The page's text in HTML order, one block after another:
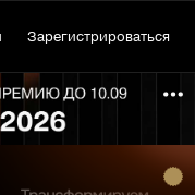
Зарегистрироваться